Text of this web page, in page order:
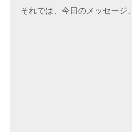
それでは、今日のメッセージ、